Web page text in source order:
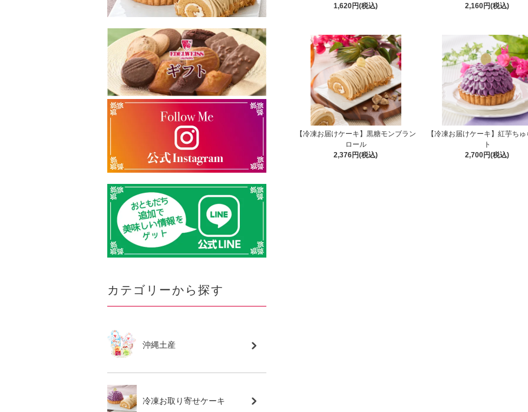
1,620円(税込)
2,160円(税込)
【冷凍お届けケーキ】黒糖モンブラン
ロール
2,376円(税込)
【冷凍お届けケーキ】紅芋ち
ト
2,700円(税込)
カテゴリーから探す
沖縄土産
冷凍お取り寄せケーキ